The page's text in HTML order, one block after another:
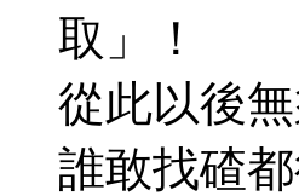
取」！
從此以後
誰敢找碴